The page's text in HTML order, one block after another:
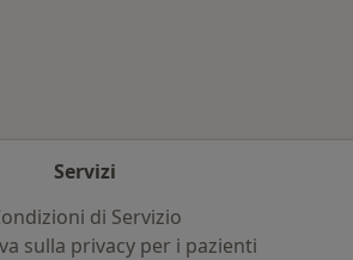
Servizi
di Servizio
sulla privacy per i pazienti